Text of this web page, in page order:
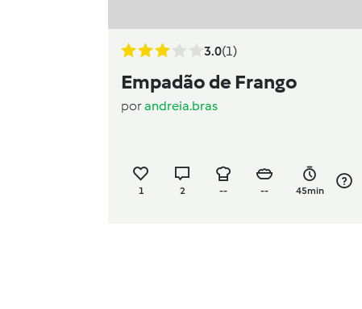
3.0(1)
Empadão de Frango
porandreia.bras
1 2 -- -- 45min